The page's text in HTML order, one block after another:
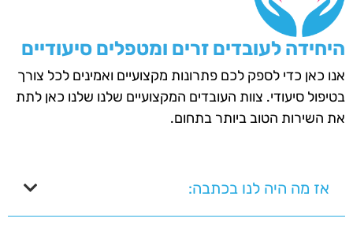
היחידה לעובדים זרים ומטפלים סיעודיים
אנו כאן כדי לספק לכם פתרונות מקצועיים ואמינים לכל צורך
בטיפול סיעודי. צוות העובדים המקצועיים שלנו שלנו כאן לתת
את השירות הטוב ביותר בתחום.
אז מה היה לנו בכתבה: